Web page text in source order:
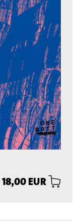
18,00 EUR